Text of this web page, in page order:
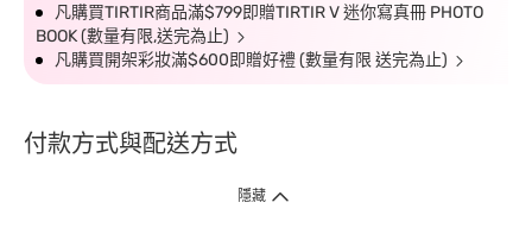
凡購買TIRTIR商品滿$799即贈TIRTIR V 迷你寫真冊 PHOTO
BOOK (數量有限,送完為止)
凡購買開架彩妝滿$600即贈好禮 (數量有限 送完為止)
付款方式與配送方式
隱藏